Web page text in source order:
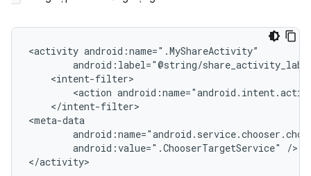
<activity
<action
</intent-filter>
android:value=".ChooserTargetService"
/>
</activity>